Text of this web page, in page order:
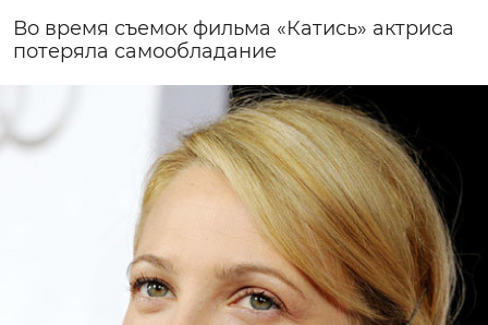
Во время съемок фильма «Катись» актриса
потеряла самообладание